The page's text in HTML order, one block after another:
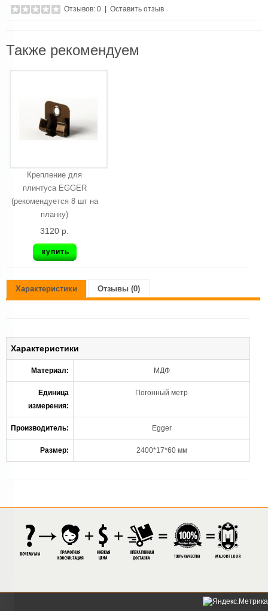
Отзывов: 0 Оставить отзыв
Также рекомендуем
Крепление для
плинтуса EGGER
(рекомендуется 8 шт на
планку)
3120 р.
купить
Характеристики Отзывы (0)
Характеристики
Материал: МДФ
Единица
измерения:
Погонный метр
Производитель: Egger
Размер: 2400*17*60 мм